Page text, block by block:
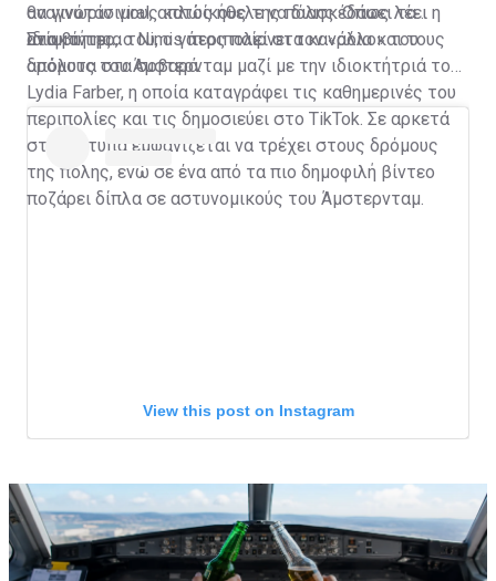
αναγνωρίσιμους κατοίκους της πόλης. Όπως λέει η
ιδιοκτήτρια του, ο γάτος παίρνει τον «ρόλο» του
απόλυτα στα σοβαρά.
θα γινόταν viral, απλώς ήθελε να διασκεδάσει τα
ανίψια της.
Στα βίντεο, ο Nimis περιπολεί στα κανάλια και τους
δρόμους του Άμστερνταμ μαζί με την ιδιοκτήτριά του,
Lydia Farber, η οποία καταγράφει τις καθημερινές του
περιπολίες και τις δημοσιεύει στο TikTok. Σε αρκετά
στιγμιότυπα εμφανίζεται να τρέχει στους δρόμους
της πόλης, ενώ σε ένα από τα πιο δημοφιλή βίντεο
ποζάρει δίπλα σε αστυνομικούς του Άμστερνταμ.
View this post on Instagram